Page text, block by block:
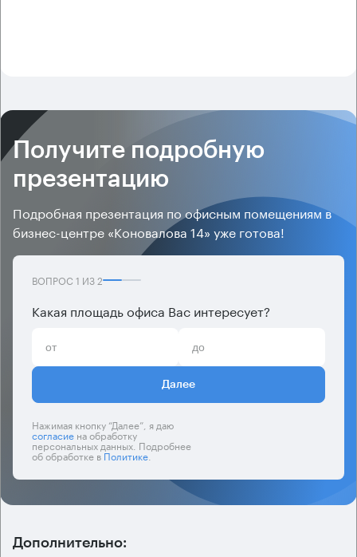
Получите подробную
презентацию
Подробная презентация по офисным помещениям в
бизнес-центре «Коновалова 14» уже готова!
ВОПРОС 1 ИЗ2
Какая площадь офиса Вас интересует?
Далее
Нажимая кнопку “Далее”, я даю
согласиена обработку
персональных данных. Подробнее
об обработке вПолитике.
Дополнительно: